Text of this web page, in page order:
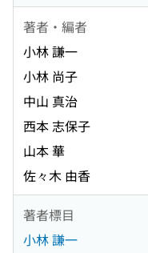
著者・編者
小林 謙一
小林 尚子
中山 真治
西本 志保子
山本 華
佐々木 由香
著者標目
小林 謙一